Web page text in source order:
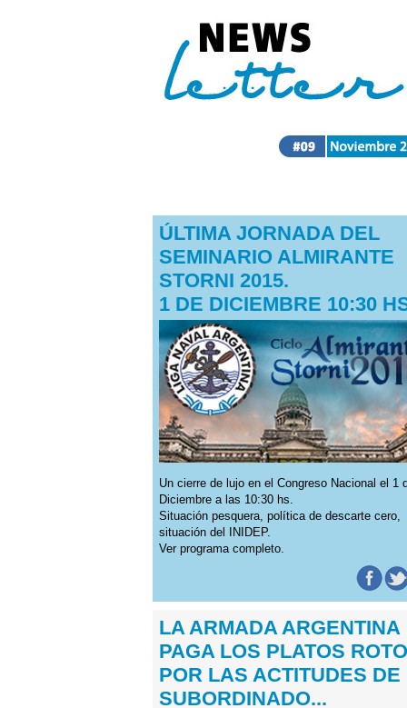
ÚLTIMA JORNADA DEL
SEMINARIO ALMIRANTE
STORNI 2015.
1 DE DICIEMBRE 10:30
Un cierre de lujo en el Congreso Nacional el 1
Diciembre a las 10:30 hs.
Situación pesquera, política de descarte cero,
situación del INIDEP.
Ver programa completo.
LA ARMADA ARGENTINA
PAGA LOS PLATOS
POR LAS ACTITUDES DE
SUBORDINADO...